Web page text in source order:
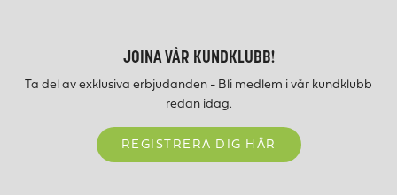
JOINA VÅR KUNDKLUBB!
Ta del av exklusiva erbjudanden - Bli medlem i vår kundklubb
redan idag.
REGISTRERA DIG HÄR